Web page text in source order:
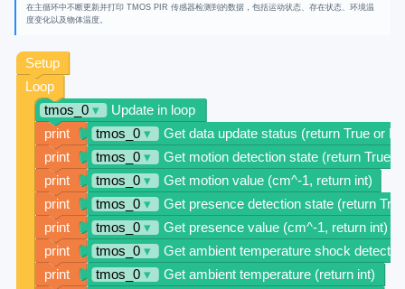
在主循环中不断更新并打印 TMOS PIR 传感器检测到的数据，包括运动状态、存在状态、环境温
度变化以及物体温度。